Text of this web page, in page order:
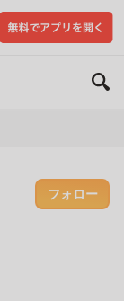
フォロー